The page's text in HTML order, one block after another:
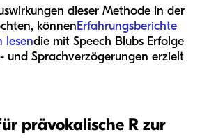
dieser Methode in der
könnenErfahrungsberichte
lesendie mit Speech Blubs Erfolge
und Sprachverzögerungen erzielt
prävokalische R zur